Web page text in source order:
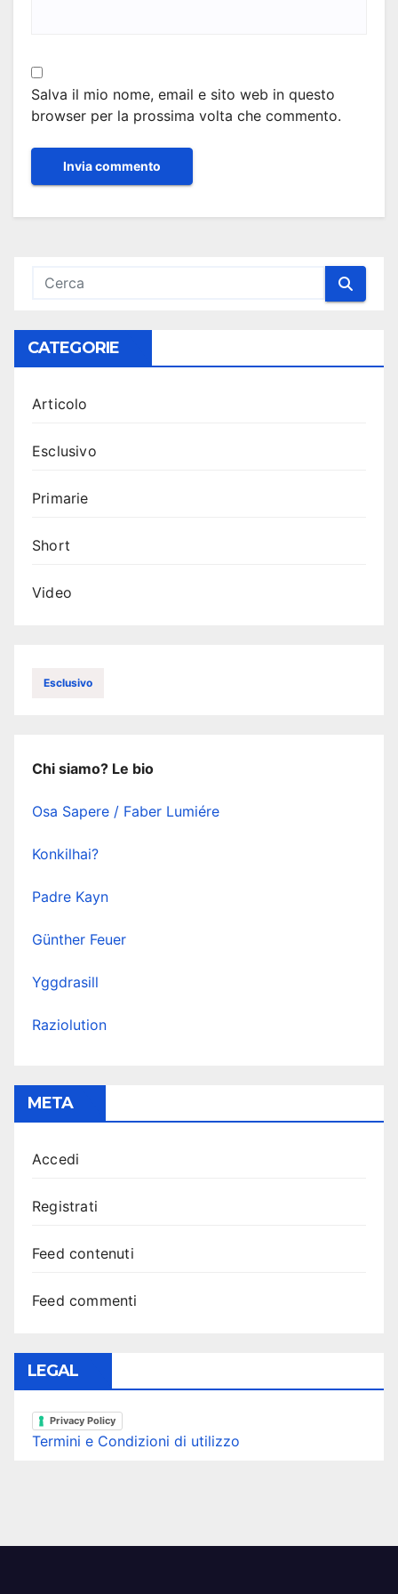
Salva il mio nome, email e sito web in questo
browser per la prossima volta che commento.
CATEGORIE
Articolo
Esclusivo
Primarie
Short
Video
Esclusivo
Chi siamo? Le bio
Osa Sapere / Faber Lumiére
Konkilhai?
Padre Kayn
Günther Feuer
Yggdrasill
Raziolution
META
Accedi
Registrati
Feed contenuti
Feed commenti
LEGAL
Privacy Policy
Termini e Condizioni di utilizzo